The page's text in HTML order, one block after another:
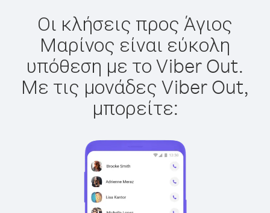
Οι κλήσεις προς Άγιος
Μαρίνος είναι εύκολη
υπόθεση με το Viber Out.
Με τις μονάδες Viber Out,
μπορείτε: